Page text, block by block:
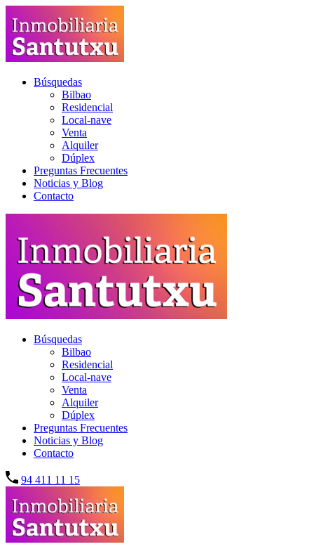
Búsquedas
Bilbao
Residencial
Local-nave
Venta
Alquiler
Dúplex
Preguntas Frecuentes
Noticias y Blog
Contacto
Búsquedas
Bilbao
Residencial
Local-nave
Venta
Alquiler
Dúplex
Preguntas Frecuentes
Noticias y Blog
Contacto
94 411 11 15